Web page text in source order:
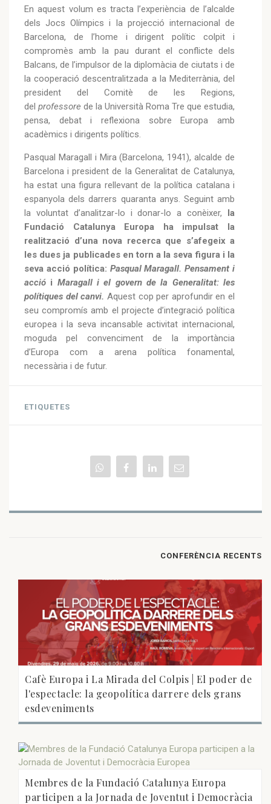
En aquest volum es tracta l’experiència de l’alcalde
dels Jocs Olímpics i la projecció internacional de
Barcelona, de l’home i dirigent polític colpit i
compromès amb la pau durant el conflicte dels
Balcans, de l’impulsor de la diplomàcia de ciutats i de
la cooperació descentralitzada a la Mediterrània, del
president del Comitè de les Regions,
del professore de la Università Roma Tre que estudia,
pensa, debat i reflexiona sobre Europa amb
acadèmics i dirigents polítics.
Pasqual Maragall i Mira (Barcelona, 1941), alcalde de
Barcelona i president de la Generalitat de Catalunya,
ha estat una figura rellevant de la política catalana i
espanyola dels darrers quaranta anys. Seguint amb
la voluntat d’analitzar-lo i donar-lo a conèixer, la
Fundació Catalunya Europa ha impulsat la
realització d’una nova recerca que s’afegeix a
les dues ja publicades en torn a la seva figura i la
seva acció política: Pasqual Maragall. Pensament i
acció i Maragall i el govern de la Generalitat: les
polítiques del canvi. Aquest cop per aprofundir en el
seu compromís amb el projecte d’integració política
europea i la seva incansable activitat internacional,
moguda pel convenciment de la importància
d’Europa com a arena política fonamental,
necessària i de futur.
ETIQUETES
CONFERÈNCIA RECENTS
Cafè Europa i La Mirada del Colpis | El poder de
l'espectacle: la geopolítica darrere dels grans
esdeveniments
Membres de la Fundació Catalunya Europa
participen a la Jornada de Joventut i Democràcia